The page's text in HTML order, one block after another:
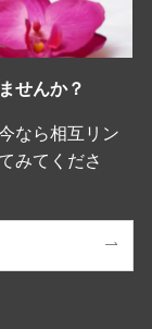
せんか？
なら相互リン
みてくださ